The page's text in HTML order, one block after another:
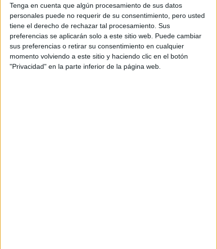
Tenga en cuenta que algún procesamiento de sus datos
personales puede no requerir de su consentimiento, pero usted
tiene el derecho de rechazar tal procesamiento. Sus
preferencias se aplicarán solo a este sitio web. Puede cambiar
sus preferencias o retirar su consentimiento en cualquier
momento volviendo a este sitio y haciendo clic en el botón
"Privacidad" en la parte inferior de la página web.
Producto
Producto
Web pensada para poder ofrecer diferentes
productos propios y ajenos para que los
aficionados los puedan adquirir